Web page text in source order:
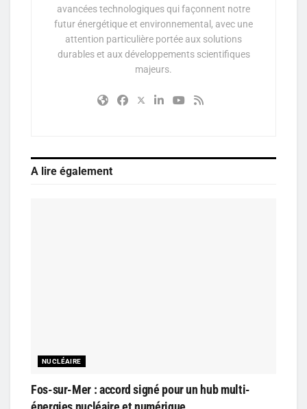
avancées technologiques qui façonnent notre
futur énergétique et environnemental, avec une
attention particulière portée aux solutions
durables et aux développements scientifiques
majeurs.
A lire également
NUCLÉAIRE
Fos-sur-Mer : accord signé pour un hub multi-